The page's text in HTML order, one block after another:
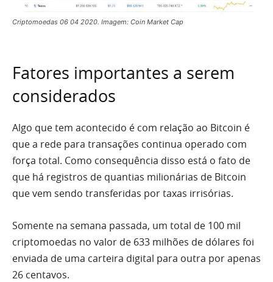
Criptomoedas 06 04 2020. Imagem: Coin Market Cap
Fatores importantes a serem
considerados
Algo que tem acontecido é com relação ao Bitcoin é
que a rede para transações continua operado com
força total. Como consequência disso está o fato de
que há registros de quantias milionárias de Bitcoin
que vem sendo transferidas por taxas irrisórias.
Somente na semana passada, um total de 100 mil
criptomoedas no valor de 633 milhões de dólares foi
enviada de uma carteira digital para outra por apenas
26 centavos.